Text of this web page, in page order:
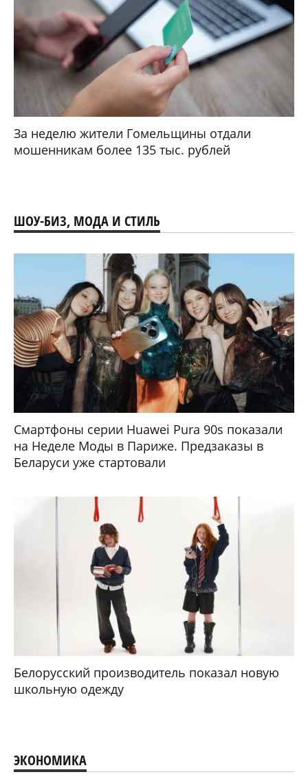
За неделю жители Гомельщины отдали
мошенникам более 135 тыс. рублей
ШОУ-БИЗ, МОДА И СТИЛЬ
Смартфоны серии Huawei Pura 90s показали
на Неделе Моды в Париже. Предзаказы в
Беларуси уже стартовали
Белорусский производитель показал новую
школьную одежду
ЭКОНОМИКА